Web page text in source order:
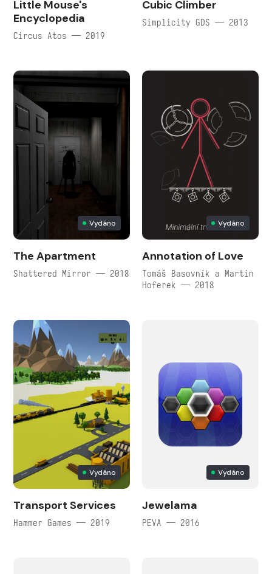
Little Mouse's
Encyclopedia
Circus Atos — 2019
Cubic Climber
Simplicity GDS — 2013
Vydáno
The Apartment
Shattered Mirror — 2018
Vydáno
Annotation of Love
Tomáš Basovník a Martin
Hoferek — 2018
Vydáno
Transport Services
Hammer Games — 2019
Vydáno
Jewelama
PEVA — 2016